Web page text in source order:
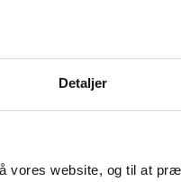
Detaljer
vores website, og til at